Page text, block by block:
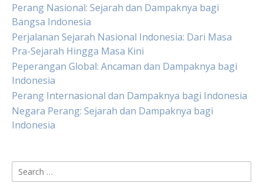
Perang Nasional: Sejarah dan Dampaknya bagi
Bangsa Indonesia
Perjalanan Sejarah Nasional Indonesia: Dari Masa
Pra-Sejarah Hingga Masa Kini
Peperangan Global: Ancaman dan Dampaknya bagi
Indonesia
Perang Internasional dan Dampaknya bagi Indonesia
Negara Perang: Sejarah dan Dampaknya bagi
Indonesia
Search
for: